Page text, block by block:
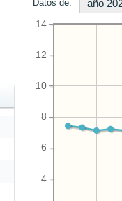
Datos de: año
4
6
8
10
12
14